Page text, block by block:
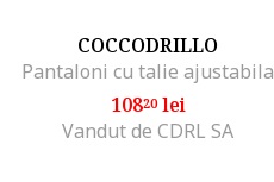
COCCODRILLO
Pantaloni cu talie ajustabila
10820lei
Vandut de CDRL SA